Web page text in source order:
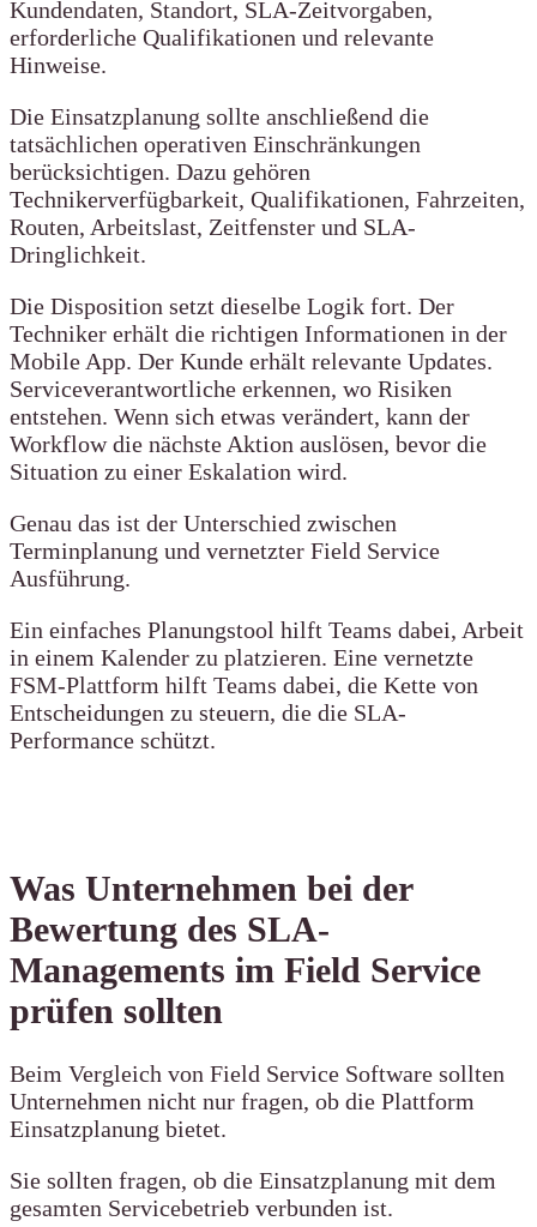
Kundendaten, Standort, SLA-Zeitvorgaben,
erforderliche Qualifikationen und relevante
Hinweise.
Die Einsatzplanung sollte anschließend die
tatsächlichen operativen Einschränkungen
berücksichtigen. Dazu gehören
Technikerverfügbarkeit, Qualifikationen, Fahrzeiten,
Routen, Arbeitslast, Zeitfenster und SLA-
Dringlichkeit.
Die Disposition setzt dieselbe Logik fort. Der
Techniker erhält die richtigen Informationen in der
Mobile App. Der Kunde erhält relevante Updates.
Serviceverantwortliche erkennen, wo Risiken
entstehen. Wenn sich etwas verändert, kann der
Workflow die nächste Aktion auslösen, bevor die
Situation zu einer Eskalation wird.
Genau das ist der Unterschied zwischen
Terminplanung und vernetzter Field Service
Ausführung.
Ein einfaches Planungstool hilft Teams dabei, Arbeit
in einem Kalender zu platzieren. Eine vernetzte
FSM-Plattform hilft Teams dabei, die Kette von
Entscheidungen zu steuern, die die SLA-
Performance schützt.
Was Unternehmen bei der
Bewertung des SLA-
Managements im Field Service
prüfen sollten
Beim Vergleich von Field Service Software sollten
Unternehmen nicht nur fragen, ob die Plattform
Einsatzplanung bietet.
Sie sollten fragen, ob die Einsatzplanung mit dem
gesamten Servicebetrieb verbunden ist.